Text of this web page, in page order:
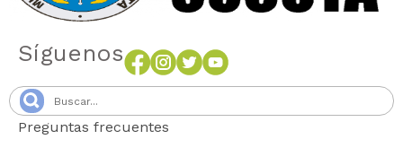
Síguenos
Preguntas frecuentes